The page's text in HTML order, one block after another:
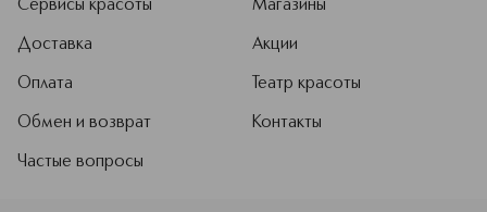
волос – пластик не электризует
легко распутывают пряди и
деликатно массируют кожу головы.
Сервисы красоты
Доставка
Оплата
Обмен и возврат
Частые вопросы
Магазины
Акции
Театр красоты
Контакты